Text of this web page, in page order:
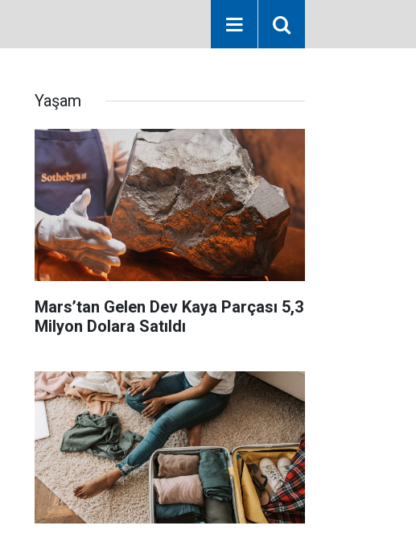
Yaşam
Mars’tan Gelen Dev Kaya Parçası 5,3
Milyon Dolara Satıldı